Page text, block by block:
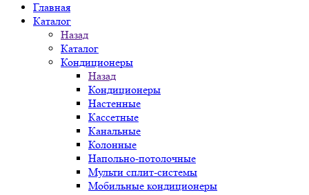
Главная
Каталог
Назад
Каталог
Кондиционеры
Назад
Кондиционеры
Настенные
Кассетные
Канальные
Колонные
Напольно-потолочные
Мульти сплит-системы
Мобильные кондиционеры